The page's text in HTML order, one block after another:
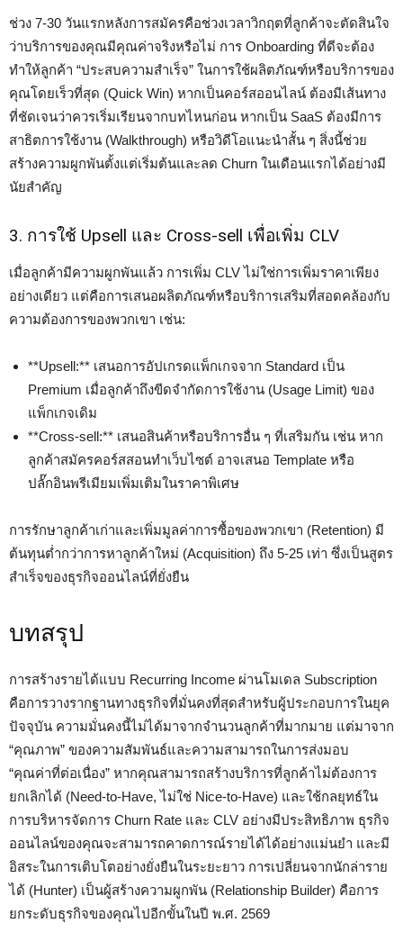
ช่วง 7-30 วันแรกหลังการสมัครคือช่วงเวลาวิกฤตที่ลูกค้าจะตัดสินใจ
ว่าบริการของคุณมีคุณค่าจริงหรือไม่ การ Onboarding ที่ดีจะต้อง
ทำให้ลูกค้า “ประสบความสำเร็จ” ในการใช้ผลิตภัณฑ์หรือบริการของ
คุณโดยเร็วที่สุด (Quick Win) หากเป็นคอร์สออนไลน์ ต้องมีเส้นทาง
ที่ชัดเจนว่าควรเริ่มเรียนจากบทไหนก่อน หากเป็น SaaS ต้องมีการ
สาธิตการใช้งาน (Walkthrough) หรือวิดีโอแนะนำสั้น ๆ สิ่งนี้ช่วย
สร้างความผูกพันตั้งแต่เริ่มต้นและลด Churn ในเดือนแรกได้อย่างมี
นัยสำคัญ
3. การใช้ Upsell และ Cross-sell เพื่อเพิ่ม CLV
เมื่อลูกค้ามีความผูกพันแล้ว การเพิ่ม CLV ไม่ใช่การเพิ่มราคาเพียง
อย่างเดียว แต่คือการเสนอผลิตภัณฑ์หรือบริการเสริมที่สอดคล้องกับ
ความต้องการของพวกเขา เช่น:
**Upsell:** เสนอการอัปเกรดแพ็กเกจจาก Standard เป็น
Premium เมื่อลูกค้าถึงขีดจำกัดการใช้งาน (Usage Limit) ของ
แพ็กเกจเดิม
**Cross-sell:** เสนอสินค้าหรือบริการอื่น ๆ ที่เสริมกัน เช่น หาก
ลูกค้าสมัครคอร์สสอนทำเว็บไซต์ อาจเสนอ Template หรือ
ปลั๊กอินพรีเมียมเพิ่มเติมในราคาพิเศษ
การรักษาลูกค้าเก่าและเพิ่มมูลค่าการซื้อของพวกเขา (Retention) มี
ต้นทุนต่ำกว่าการหาลูกค้าใหม่ (Acquisition) ถึง 5-25 เท่า ซึ่งเป็นสูตร
สำเร็จของธุรกิจออนไลน์ที่ยั่งยืน
บทสรุป
การสร้างรายได้แบบ Recurring Income ผ่านโมเดล Subscription
คือการวางรากฐานทางธุรกิจที่มั่นคงที่สุดสำหรับผู้ประกอบการในยุค
ปัจจุบัน ความมั่นคงนี้ไม่ได้มาจากจำนวนลูกค้าที่มากมาย แต่มาจาก
“คุณภาพ” ของความสัมพันธ์และความสามารถในการส่งมอบ
“คุณค่าที่ต่อเนื่อง” หากคุณสามารถสร้างบริการที่ลูกค้าไม่ต้องการ
ยกเลิกได้ (Need-to-Have, ไม่ใช่ Nice-to-Have) และใช้กลยุทธ์ใน
การบริหารจัดการ Churn Rate และ CLV อย่างมีประสิทธิภาพ ธุรกิจ
ออนไลน์ของคุณจะสามารถคาดการณ์รายได้ได้อย่างแม่นยำ และมี
อิสระในการเติบโตอย่างยั่งยืนในระยะยาว การเปลี่ยนจากนักล่าราย
ได้ (Hunter) เป็นผู้สร้างความผูกพัน (Relationship Builder) คือการ
ยกระดับธุรกิจของคุณไปอีกขั้นในปี พ.ศ. 2569